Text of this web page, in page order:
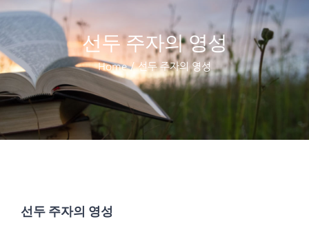
선두 주자의 영성
Home / 선두 주자의 영성
선두 주자의 영성